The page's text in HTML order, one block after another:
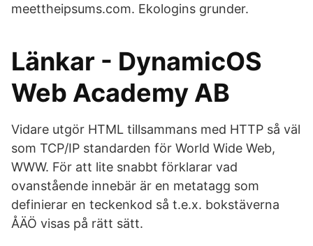
meettheipsums.com. Ekologins grunder.
Länkar - DynamicOS
Web Academy AB
Vidare utgör HTML tillsammans med HTTP så väl
som TCP/IP standarden för World Wide Web,
WWW. För att lite snabbt förklarar vad
ovanstående innebär är en metatagg som
definierar en teckenkod så t.e.x. bokstäverna
ÅÄÖ visas på rätt sätt.